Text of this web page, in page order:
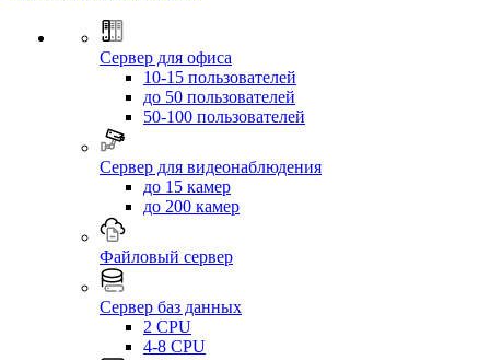
Сервер для офиса
10-15 пользователей
до 50 пользователей
50-100 пользователей
Сервер для видеонаблюдения
до 15 камер
до 200 камер
Файловый сервер
Сервер баз данных
2 CPU
4-8 CPU